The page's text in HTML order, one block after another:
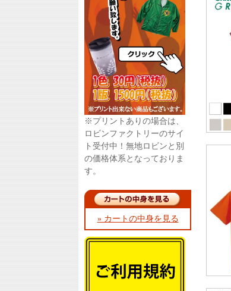
※プリントありの場合は、
ロビンファクトリーのサイ
ト受付中！無地ロビンと別
の価格体系となっておりま
す。
» カートの中身を見る